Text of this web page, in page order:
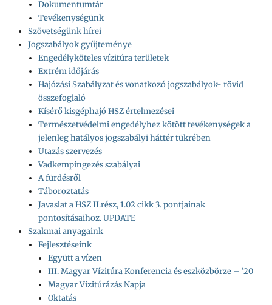
Dokumentumtár
Tevékenységünk
Szövetségünk hírei
Jogszabályok gyűjteménye
Engedélyköteles vízitúra területek
Extrém időjárás
Hajózási Szabályzat és vonatkozó jogszabályok- rövid
összefoglaló
Kísérő kisgéphajó HSZ értelmezései
Természetvédelmi engedélyhez kötött tevékenységek a
jelenleg hatályos jogszabályi háttér tükrében
Utazás szervezés
Vadkempingezés szabályai
A fürdésről
Táboroztatás
Javaslat a HSZ II.rész, 1.02 cikk 3. pontjainak
pontosításaihoz. UPDATE
Szakmai anyagaink
Fejlesztéseink
Együtt a vízen
III. Magyar Vízitúra Konferencia és eszközbörze – ’20
Magyar Vízitúrázás Napja
Oktatás